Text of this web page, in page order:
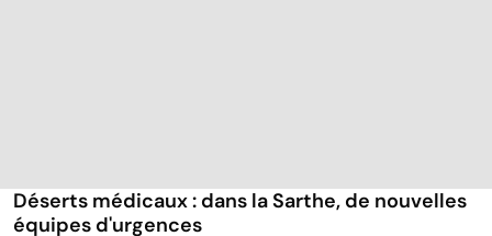
Déserts médicaux : dans la Sarthe, de nouvelles
équipes d'urgences